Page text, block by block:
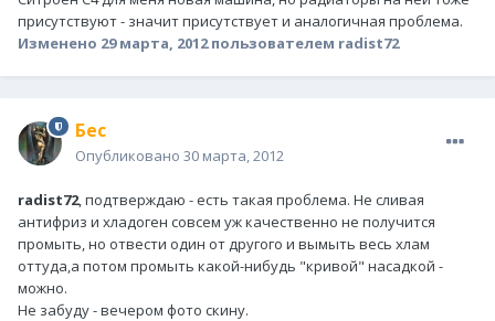
присутствуют - значит присутствует и аналогичная проблема.
Изменено 29 марта, 2012пользователем radist72
Бес
Опубликовано 30 марта, 2012
radist72, подтверждаю - есть такая проблема. Не сливая
антифриз и хладоген совсем уж качественно не получится
промыть, но отвести один от другого и вымыть весь хлам
оттуда,а потом промыть какой-нибудь "кривой" насадкой -
можно.
Не забуду - вечером фото скину.